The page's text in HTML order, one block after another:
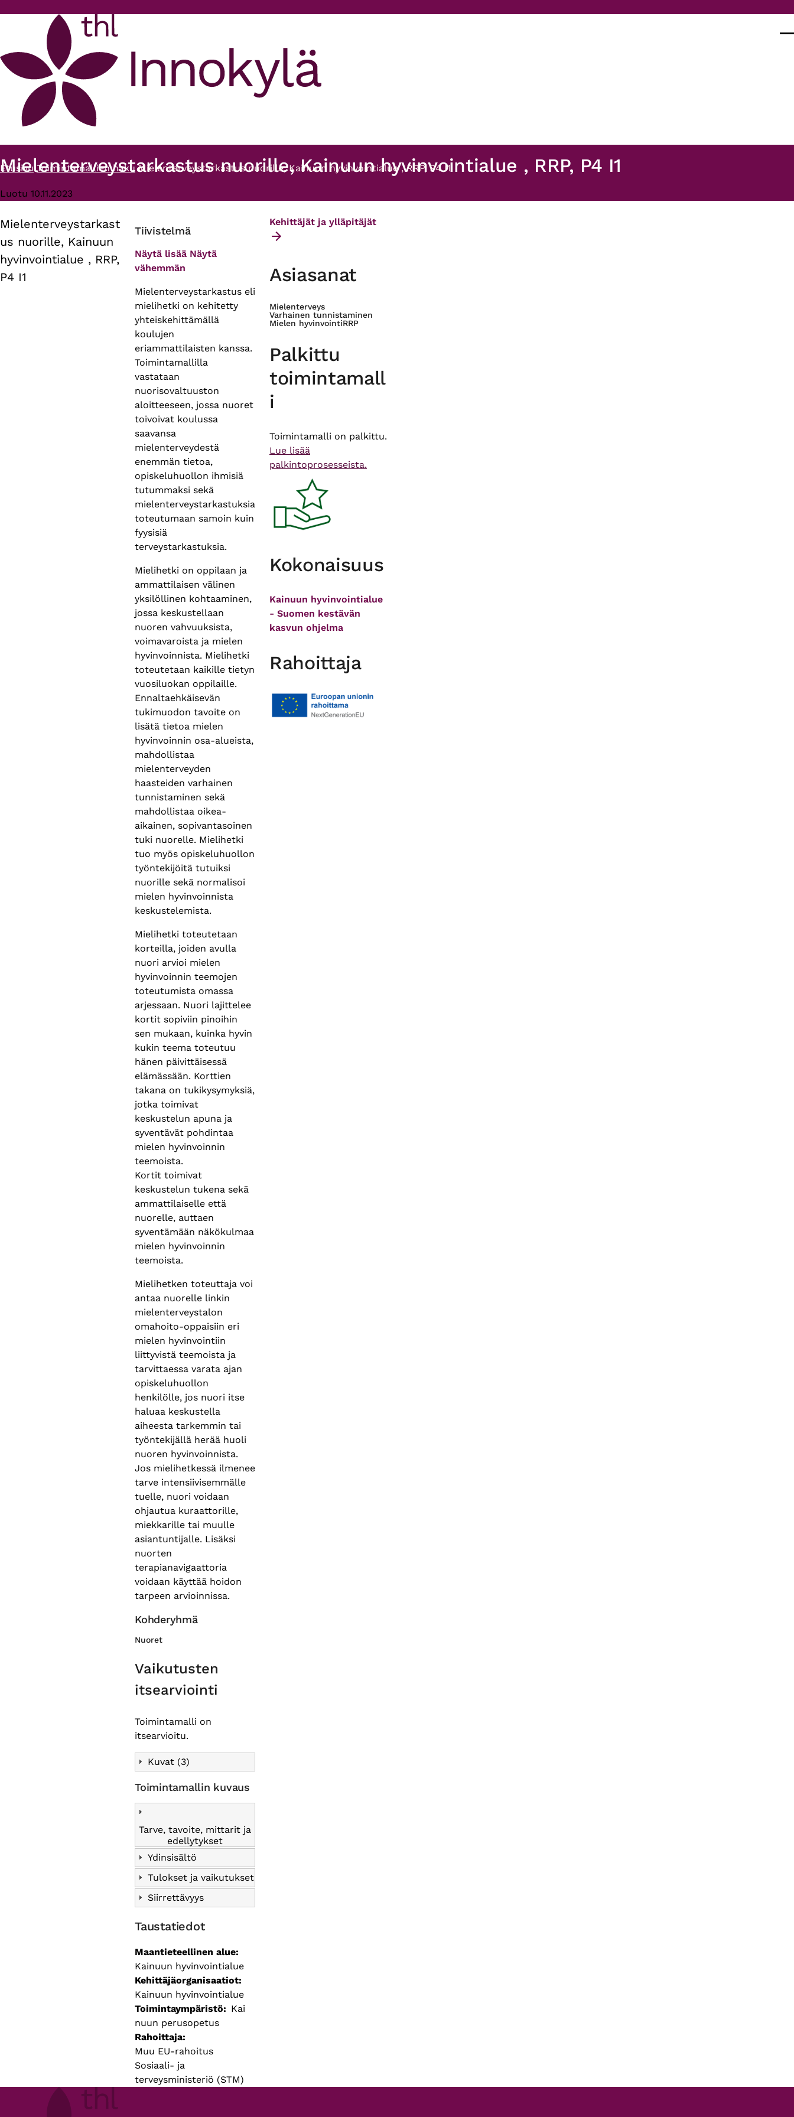
Murupolku
Etusivu Toimintamallien haku Mielenterveystarkastus nuorille, Kainuun hyvinvointialue , RRP, P4 I1
Mielenterveystarkastus nuorille, Kainuun hyvinvointialue , RRP, P4 I1
Luotu 10.11.2023
Primary
tabs
Mielenterveystarkast
us nuorille, Kainuun
hyvinvointialue , RRP,
P4 I1
Tiivistelmä
Näytä lisää Näytä
vähemmän
Mielenterveystarkastus eli
mielihetki on kehitetty
yhteiskehittämällä
koulujen
eriammattilaisten kanssa.
Toimintamallilla
vastataan
nuorisovaltuuston
aloitteeseen, jossa nuoret
toivoivat koulussa
saavansa
mielenterveydestä
enemmän tietoa,
opiskeluhuollon ihmisiä
tutummaksi sekä
mielenterveystarkastuksia
toteutumaan samoin kuin
fyysisiä
terveystarkastuksia.
Mielihetki on oppilaan ja
ammattilaisen välinen
yksilöllinen kohtaaminen,
jossa keskustellaan
nuoren vahvuuksista,
voimavaroista ja mielen
hyvinvoinnista. Mielihetki
toteutetaan kaikille tietyn
vuosiluokan oppilaille.
Ennaltaehkäisevän
tukimuodon tavoite on
lisätä tietoa mielen
hyvinvoinnin osa-alueista,
mahdollistaa
mielenterveyden
haasteiden varhainen
tunnistaminen sekä
mahdollistaa oikea-
aikainen, sopivantasoinen
tuki nuorelle. Mielihetki
tuo myös opiskeluhuollon
työntekijöitä tutuiksi
nuorille sekä normalisoi
mielen hyvinvoinnista
keskustelemista.
Mielihetki toteutetaan
korteilla, joiden avulla
nuori arvioi mielen
hyvinvoinnin teemojen
toteutumista omassa
arjessaan. Nuori lajittelee
kortit sopiviin pinoihin
sen mukaan, kuinka hyvin
kukin teema toteutuu
hänen päivittäisessä
elämässään. Korttien
takana on tukikysymyksiä,
jotka toimivat
keskustelun apuna ja
syventävät pohdintaa
mielen hyvinvoinnin
teemoista.
Kortit toimivat
keskustelun tukena sekä
ammattilaiselle että
nuorelle, auttaen
syventämään näkökulmaa
mielen hyvinvoinnin
teemoista.
Mielihetken toteuttaja voi
antaa nuorelle linkin
mielenterveystalon
omahoito-oppaisiin eri
mielen hyvinvointiin
liittyvistä teemoista ja
tarvittaessa varata ajan
opiskeluhuollon
henkilölle, jos nuori itse
haluaa keskustella
aiheesta tarkemmin tai
työntekijällä herää huoli
nuoren hyvinvoinnista.
Jos mielihetkessä ilmenee
tarve intensiivisemmälle
tuelle, nuori voidaan
ohjautua kuraattorille,
miekkarille tai muulle
asiantuntijalle. Lisäksi
nuorten
terapianavigaattoria
voidaan käyttää hoidon
tarpeen arvioinnissa.
Kohderyhmä
Nuoret
Vaikutusten
itsearviointi
Toimintamalli on
itsearvioitu.
Kuvat (3)
Toimintamallin kuvaus
Tarve, tavoite, mittarit ja
edellytykset
Ydinsisältö
Tulokset ja vaikutukset
Siirrettävyys
Taustatiedot
Maantieteellinen alue
Kainuun hyvinvointialue
Kehittäjäorganisaatiot
Kainuun hyvinvointialue
Toimintaympäristö
Kai
nuun perusopetus
Rahoittaja
Muu EU-rahoitus
Sosiaali- ja
terveysministeriö (STM)
Kehittäjät ja ylläpitäjät
Asiasanat
Mielenterveys
Varhainen tunnistaminen
Mielen hyvinvointiRRP
Palkittu
toimintamall
i
Toimintamalli on palkittu.
Lue lisää
palkintoprosesseista.
Kokonaisuus
Kainuun hyvinvointialue
- Suomen kestävän
kasvun ohjelma
Rahoittaja